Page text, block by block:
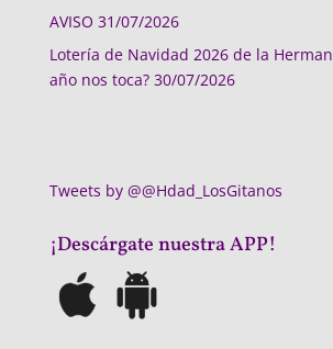
AVISO 31/07/2026
Lotería de Navidad 2026 de la
año nos toca? 30/07/2026
Tweets by @@Hdad_LosGitanos
¡Descárgate nuestra APP!